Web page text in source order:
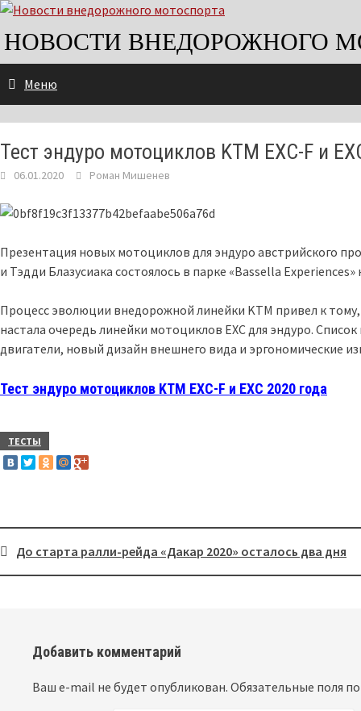
Skip
content
НОВОСТИ ВНЕДОРОЖНОГО
Меню
Тест эндуро мотоциклов KTM EXC-F и
06.01.2020 Роман Мишенев
Презентация новых мотоциклов для эндуро австрийского
и Тэдди Блазусиака состоялось в парке «Bassella
Процесс эволюции внедорожной линейки KTM привел к
настала очередь линейки мотоциклов EXC для эндуро.
двигатели, новый дизайн внешнего вида и эргономические
Тест эндуро мотоциклов KTM EXC-F и EXC 2020 года
ТЕСТЫ
Post
До старта ралли-рейда «Дакар 2020» осталось два дня
Добавить комментарий
Ваш e-mail не будет опубликован. Обязательные поля